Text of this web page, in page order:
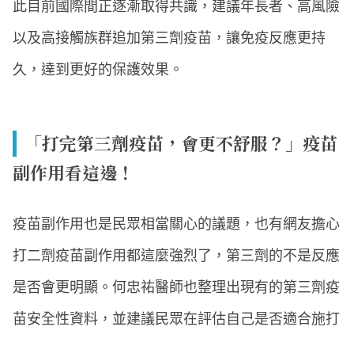
此目前國際間正逐漸取得共識，建議年長者、高風險
以及高接觸族群追加第三劑疫苗，讓免疫反應更持
久，達到更好的保護效果。
「打完第三劑疫苗，會更不舒服？」疫苗
副作用看這邊！
疫苗副作用也是民眾相當關心的議題，也有網友擔心
打二劑疫苗副作用都這麼強烈了，第三劑的不是反應
是否會更明顯。何忠祐醫師也整理出現有的第三劑疫
苗安全性資料，並建議民眾在評估自己是否適合施打